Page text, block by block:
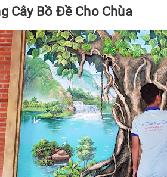
Cây Bồ Đề Cho Chùa